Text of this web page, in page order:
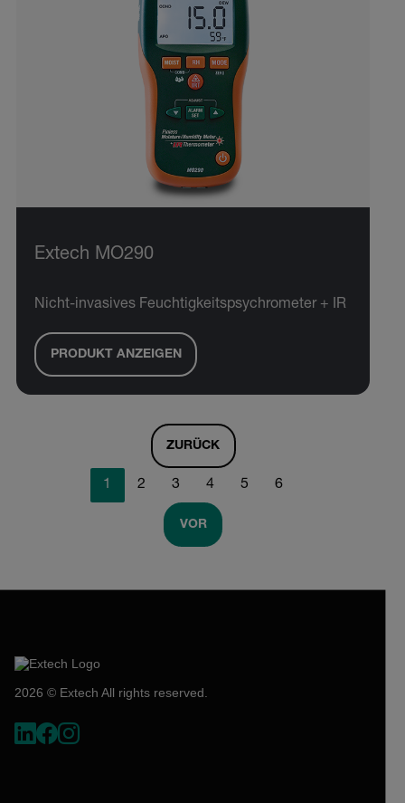
Extech MO290
Nicht-invasives Feuchtigkeitspsychrometer + IR
PRODUKT ANZEIGEN
ZURÜCK
1 2 3 4 5 6
VOR
2026 © Extech All rights reserved.